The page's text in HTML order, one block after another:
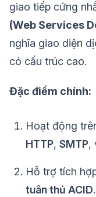
giao tiếp cứng
(Web Services
nghĩa giao diện
có cấu trúc cao.
Đặc điểm chính:
Hoạt động
HTTP, SMTP,
Hỗ trợ tích
tuân thủ ACID.